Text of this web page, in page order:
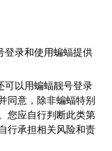
登录和使用蝙蝠提供
可以用蝙蝠靓号登录
同意，除非蝙蝠特别
您应自行判断此类第
行承担相关风险和责